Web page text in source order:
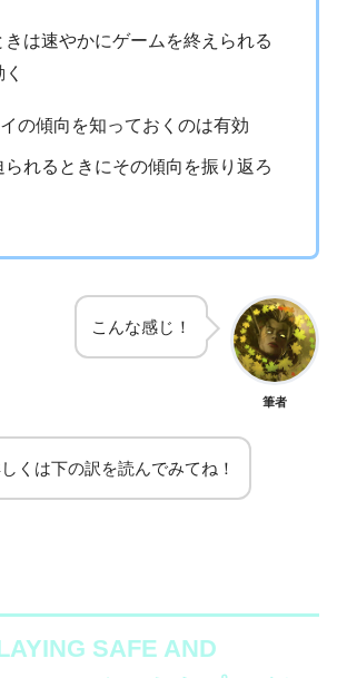
きは速やかにゲームを終えられる
の傾向を知っておくのは有効
られるときにその傾向を振り返ろ
こんな感じ！
筆者
くは下の訳を読んでみてね！
SAFE AND